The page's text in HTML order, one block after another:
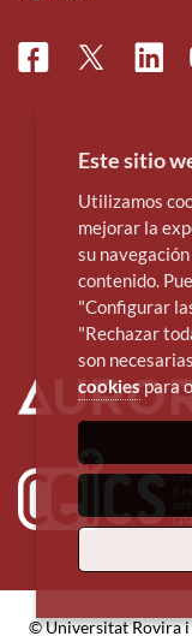
FacebookTwitter
© Universitat Rovira
Este sitio
Utilizamos
mejorar la
su
contenido.
"Configurar
"Rechazar
son
cookies para